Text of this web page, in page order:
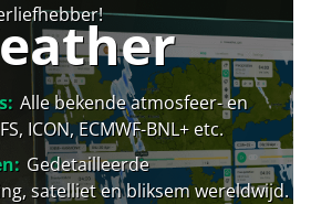
Alle bekende atmosfeer- en
ICON, ECMWF-BNL+ etc.
Gedetailleerde
satelliet en bliksem wereldwijd.